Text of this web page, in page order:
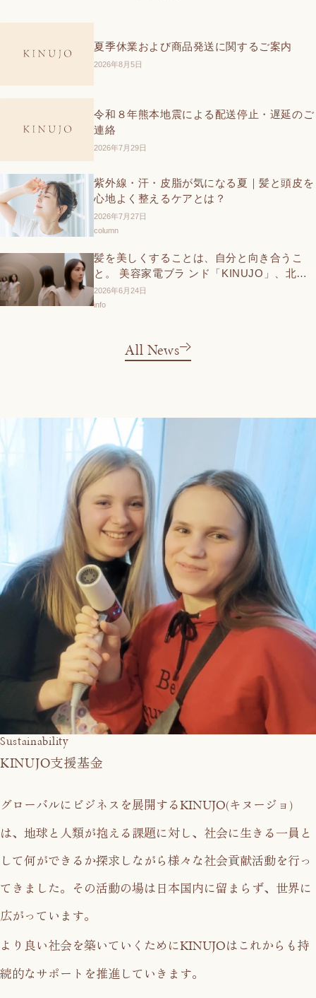
夏季休業および商品発送に関するご案内
2026年8月5日
令和８年熊本地震による配送停止・遅延のご
連絡
2026年7月29日
紫外線・汗・皮脂が気になる夏｜髪と頭皮を
心地よく整えるケアとは？
2026年7月27日
column
髪を美しくすることは、自分と向き合うこ
と。 美容家電ブラ ンド「KINUJO」、北川
景子さん出演の新TVCMと交通広告を6 月27
日（土）より展開
2026年6月24日
info
All News
Sustainability
KINUJO支援基金
グローバルにビジネスを展開するKINUJO(キヌージョ)
は、 地球と人類が抱える課題に対し、社会に生きる一員と
して何ができるか探求しながら様々な社会貢献活動を行っ
てきました。
その活動の場は日本国内に留まらず、世界に
広がっています。
より良い社会を築いていくためにKINUJOはこれからも持
続的なサポートを推進していきます。